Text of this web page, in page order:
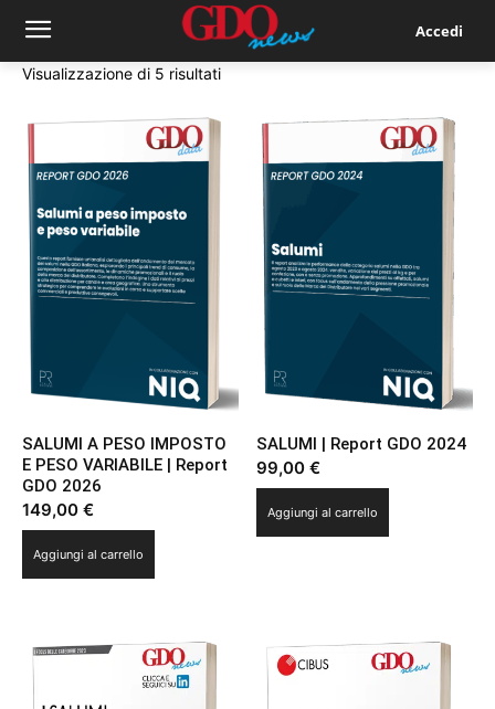
Accedi
Visualizzazione di 5 risultatiOrdina
base
recente
SALUMI A PESO IMPOSTO
E PESO VARIABILE | Report
GDO 2026
149,00 €
Aggiungi al carrello
SALUMI | Report GDO 2024
99,00€
Aggiungi al carrello